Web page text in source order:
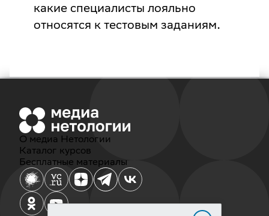
какие специалисты лояльно
относятся к тестовым заданиям.
О медиа Нетологии
Каталог курсов
Бесплатные материалы